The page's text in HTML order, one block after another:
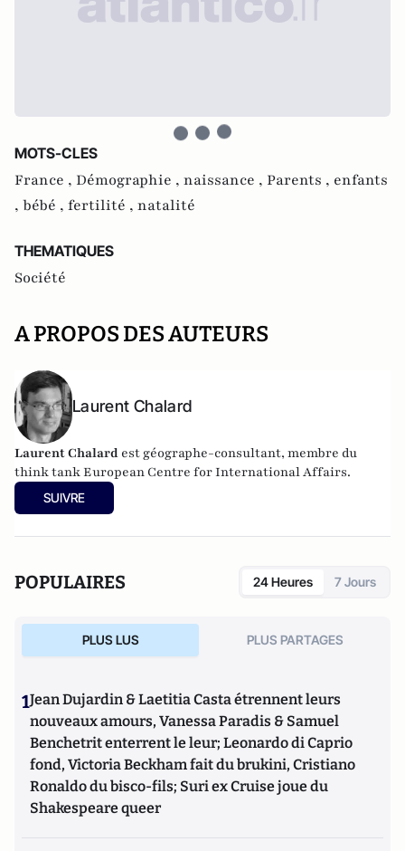
MOTS-CLES
France , Démographie , naissance , Parents , enfants
, bébé , fertilité , natalité
THEMATIQUES
Société
A PROPOS DES AUTEURS
Laurent Chalard
Laurent Chalard est géographe-consultant, membre du
think tankEuropean Centre for International Affairs.
SUIVRE
POPULAIRES 24 Heures 7 Jours
PLUS LUS PLUS PARTAGES
1Jean Dujardin & Laetitia Casta étrennent leurs
nouveaux amours, Vanessa Paradis & Samuel
Benchetrit enterrent le leur; Leonardo di Caprio
fond, Victoria Beckham fait du brukini, Cristiano
Ronaldo du bisco-fils; Suri ex Cruise joue du
Shakespeare queer